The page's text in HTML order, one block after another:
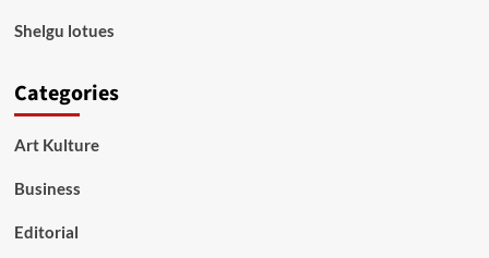
Shelgu lotues
Categories
Art Kulture
Business
Editorial